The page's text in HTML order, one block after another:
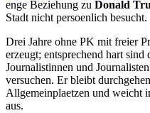
enge Beziehung zu Donald
Stadt nicht persoenlich besucht.
Drei Jahre ohne PK mit freier
erzeugt; entsprechend hart sind
Journalistinnen und
versuchen. Er bleibt
Allgemeinplaetzen und weicht
aus.